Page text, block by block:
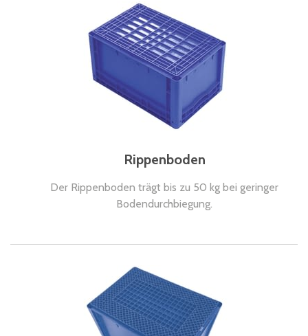
Rippenboden
Der Rippenboden trägt bis zu 50 kg bei geringer
Bodendurchbiegung.